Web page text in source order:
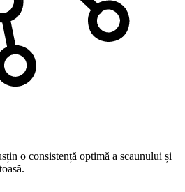
o consistență optimă a scaunului și